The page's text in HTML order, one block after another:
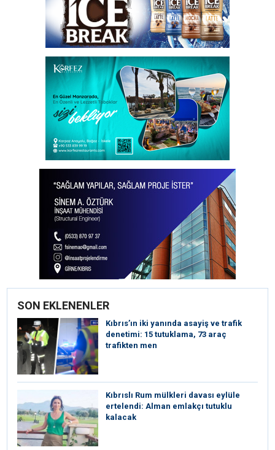
SON EKLENENLER
Kıbrıs’ın iki yanında asayiş ve trafik
denetimi: 15 tutuklama, 73 araç
trafikten men
Kıbrıslı Rum mülkleri davası eylüle
ertelendi: Alman emlakçı tutuklu
kalacak